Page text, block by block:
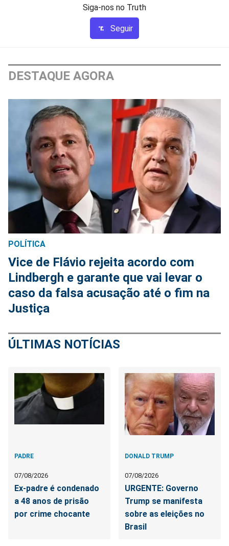
Siga-nos no Truth
Seguir
DESTAQUE AGORA
POLÍTICA
Vice de Flávio rejeita acordo com
Lindbergh e garante que vai levar o
caso da falsa acusação até o fim na
Justiça
ÚLTIMAS NOTÍCIAS
PADRE
07/08/2026
Ex-padre é condenado
a 48 anos de prisão
por crime chocante
DONALD TRUMP
07/08/2026
URGENTE: Governo
Trump se manifesta
sobre as eleições no
Brasil